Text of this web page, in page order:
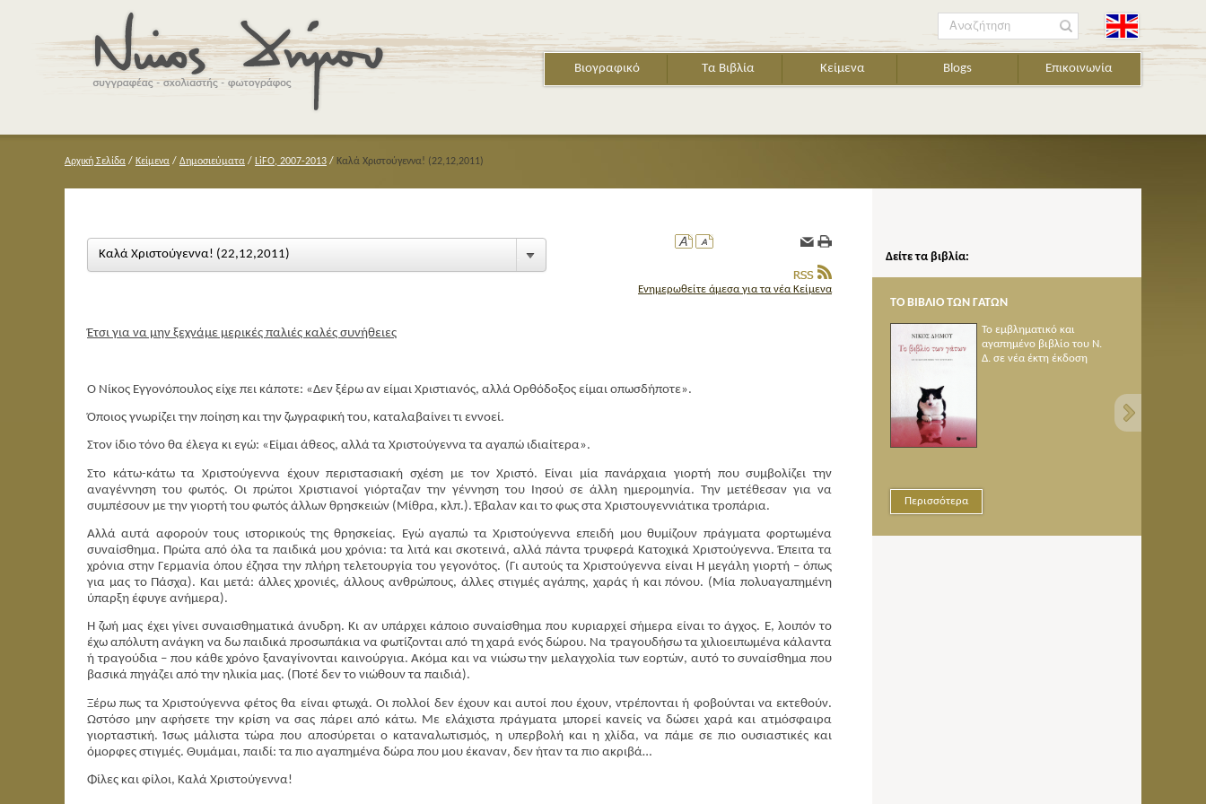
Βιογραφικό Τα Βιβλία Κείμενα Blogs Επικοινωνία
Αναζήτηση
Αρχική Σελίδα / Κείμενα / Δημοσιεύματα / LiFO, 2007-2013 / Καλά Χριστούγεννα! (22,12,2011)
Ενημερωθείτε άμεσα για τα νέα Κείμενα
Καλά Χριστούγεννα! (22,12,2011)
Έτσι για να μην ξεχνάμε μερικές παλιές καλές συνήθειες
Ο Νίκος Εγγονόπουλος είχε πει κάποτε: «Δεν ξέρω αν είμαι Χριστιανός, αλλά Ορθόδοξος είμαι οπωσδήποτε».
Όποιος γνωρίζει την ποίηση και την ζωγραφική του, καταλαβαίνει τι εννοεί.
Στον ίδιο τόνο θα έλεγα κι εγώ: «Είμαι άθεος, αλλά τα Χριστούγεννα τα αγαπώ ιδιαίτερα».
Στο κάτω-κάτω τα Χριστούγεννα έχουν περιστασιακή σχέση με τον Χριστό. Είναι μία πανάρχαια γιορτή που συμβολίζει την
αναγέννηση του φωτός. Οι πρώτοι Χριστιανοί γιόρταζαν την γέννηση του Ιησού σε άλλη ημερομηνία. Την μετέθεσαν για να
συμπέσουν με την γιορτή του φωτός άλλων θρησκειών (Μίθρα, κλπ.). Έβαλαν και το φως στα Χριστουγεννιάτικα τροπάρια.
Αλλά αυτά αφορούν τους ιστορικούς της θρησκείας. Εγώ αγαπώ τα Χριστούγεννα επειδή μου θυμίζουν πράγματα φορτωμένα
συναίσθημα. Πρώτα από όλα τα παιδικά μου χρόνια: τα λιτά και σκοτεινά, αλλά πάντα τρυφερά Κατοχικά Χριστούγεννα. Έπειτα τα
χρόνια στην Γερμανία όπου έζησα την πλήρη τελετουργία του γεγονότος. (Γι αυτούς τα Χριστούγεννα είναι Η μεγάλη γιορτή – όπως
για μας το Πάσχα). Και μετά: άλλες χρονιές, άλλους ανθρώπους, άλλες στιγμές αγάπης, χαράς ή και πόνου. (Μία πολυαγαπημένη
ύπαρξη έφυγε ανήμερα).
Η ζωή μας έχει γίνει συναισθηματικά άνυδρη. Κι αν υπάρχει κάποιο συναίσθημα που κυριαρχεί σήμερα είναι το άγχος. Ε, λοιπόν το
έχω απόλυτη ανάγκη να δω παιδικά προσωπάκια να φωτίζονται από τη χαρά ενός δώρου. Να τραγουδήσω τα χιλιοειπωμένα κάλαντα
ή τραγούδια – που κάθε χρόνο ξαναγίνονται καινούργια. Ακόμα και να νιώσω την μελαγχολία των εορτών, αυτό το συναίσθημα που
βασικά πηγάζει από την ηλικία μας. (Ποτέ δεν το νιώθουν τα παιδιά).
Ξέρω πως τα Χριστούγεννα φέτος θα είναι φτωχά. Οι πολλοί δεν έχουν και αυτοί που έχουν, ντρέπονται ή φοβούνται να εκτεθούν.
Ωστόσο μην αφήσετε την κρίση να σας πάρει από κάτω. Με ελάχιστα πράγματα μπορεί κανείς να δώσει χαρά και ατμόσφαιρα
γιορταστική. Ίσως μάλιστα τώρα που αποσύρεται ο καταναλωτισμός, η υπερβολή και η χλίδα, να πάμε σε πιο ουσιαστικές και
όμορφες στιγμές. Θυμάμαι, παιδί: τα πιο αγαπημένα δώρα που μου έκαναν, δεν ήταν τα πιο ακριβά…
Φίλες και φίλοι, Καλά Χριστούγεννα!
Δείτε τα βιβλία:
ΤΟ ΒΙΒΛΙΟ ΤΩΝ ΓΑΤΩΝ
αγαπημένο βιβλίο του Ν.
Δ. σε νέα έκτη έκδοση